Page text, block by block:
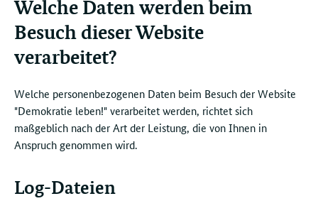
Welche Daten werden beim
Besuch dieser Website
verarbeitet?
Welche personenbezogenen Daten beim Besuch der Website
"Demokratie leben!" verarbeitet werden, richtet sich
maßgeblich nach der Art der Leistung, die von Ihnen in
Anspruch genommen wird.
Log-Dateien